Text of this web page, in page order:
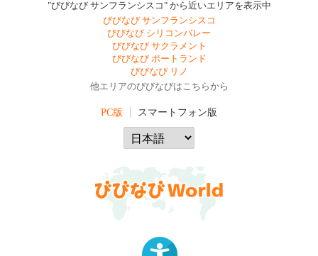
"びびなび サンフランシスコ" から近いエリアを表示中
びびなび サンフランシスコ
びびなび シリコンバレー
びびなび サクラメント
びびなび ポートランド
びびなび リノ
他エリアのびびなびはこちらから
PC版 スマートフォン版